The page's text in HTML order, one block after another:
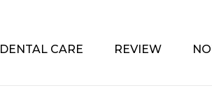
DENTAL CARE REVIEW